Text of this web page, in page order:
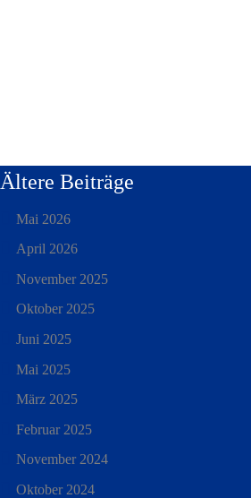
Ältere Beiträge
Mai 2026
April 2026
November 2025
Oktober 2025
Juni 2025
Mai 2025
März 2025
Februar 2025
November 2024
Oktober 2024